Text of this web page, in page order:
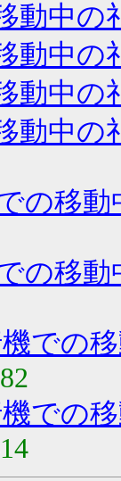
動中の
動中の
動中の
動中の
の移
の移
機での
機での